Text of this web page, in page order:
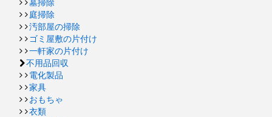
庭掃除
汚部屋の掃除
ゴミ屋敷の片付け
一軒家の片付け
不用品回収
電化製品
家具
おもちゃ
衣類